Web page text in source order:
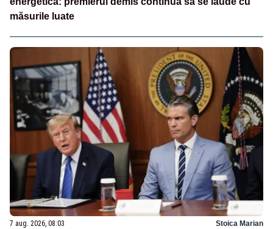
măsurile luate
7 aug. 2026, 08:03 Stoica Marian